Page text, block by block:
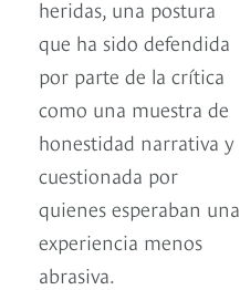
heridas, una postura
que ha sido defendida
por parte de la crítica
como una muestra de
honestidad narrativa y
cuestionada por
quienes esperaban una
experiencia menos
abrasiva.